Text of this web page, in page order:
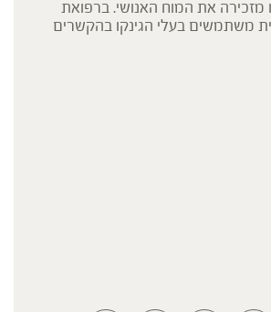
מזכירה את המוח האנושי. ברפואת
משתמשים בעלי הגינקו בהקשרים